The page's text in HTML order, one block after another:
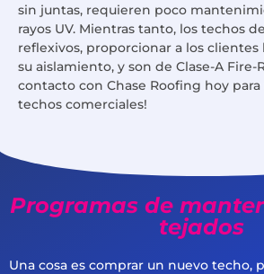
sin juntas, requieren poco
rayos UV. Mientras tanto, los techos
reflexivos, proporcionar a los
su aislamiento, y son de Clase-A Fire-
contacto con Chase Roofing hoy
techos comerciales!
Programas de
tejados
Una cosa es comprar un nuevo techo,